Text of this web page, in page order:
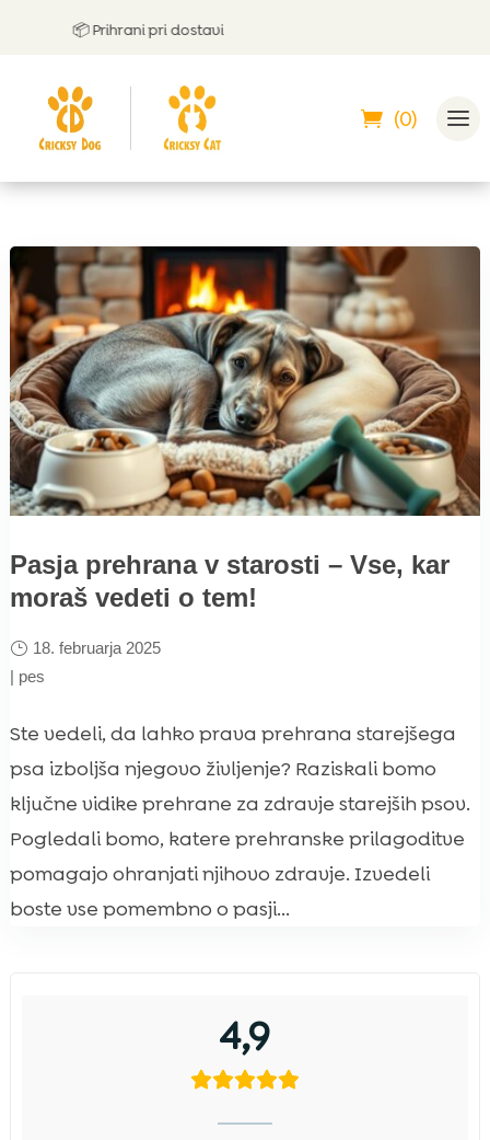
📦 Prihrani pri dostavi
(0)
Pasja prehrana v starosti – Vse, kar
moraš vedeti o tem!
18. februarja 2025
| pes
Ste vedeli, da lahko prava prehrana starejšega
psa izboljša njegovo življenje? Raziskali bomo
ključne vidike prehrane za zdravje starejših psov.
Pogledali bomo, katere prehranske prilagoditve
pomagajo ohranjati njihovo zdravje. Izvedeli
boste vse pomembno o pasji...
4,9